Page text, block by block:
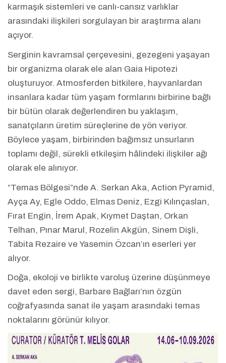
karmaşık sistemleri ve canlı-cansız varlıklar
arasındaki ilişkileri sorgulayan bir araştırma alanı
açıyor.
Serginin kavramsal çerçevesini, gezegeni yaşayan
bir organizma olarak ele alan Gaia Hipotezi
oluşturuyor. Atmosferden bitkilere, hayvanlardan
insanlara kadar tüm yaşam formlarını birbirine bağlı
bir bütün olarak değerlendiren bu yaklaşım,
sanatçıların üretim süreçlerine de yön veriyor.
Böylece yaşam, birbirinden bağımsız unsurların
toplamı değil, sürekli etkileşim hâlindeki ilişkiler ağı
olarak ele alınıyor.
“Temas Bölgesi”nde A. Serkan Aka, Action Pyramid,
Ayça Ay, Egle Oddo, Elmas Deniz, Ezgi Kılınçaslan,
Fırat Engin, İrem Apak, Kıymet Daştan, Orkan
Telhan, Pınar Marul, Rozelin Akgün, Sinem Dişli,
Tabita Rezaire ve Yasemin Özcan’ın eserleri yer
alıyor.
Doğa, ekoloji ve birlikte varoluş üzerine düşünmeye
davet eden sergi, Barbare Bağları’nın özgün
coğrafyasında sanat ile yaşam arasındaki temas
noktalarını görünür kılıyor.